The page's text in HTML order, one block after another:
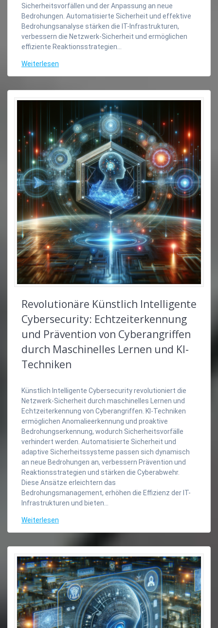
Sicherheitsvorfällen und der Anpassung an neue
Bedrohungen. Automatisierte Sicherheit und effektive
Bedrohungsanalyse stärken die IT-Infrastrukturen,
verbessern die Netzwerk-Sicherheit und ermöglichen
effiziente Reaktionsstrategien…
Weiterlesen
Revolutionäre Künstlich Intelligente
Cybersecurity: Echtzeiterkennung
und Prävention von Cyberangriffen
durch Maschinelles Lernen und KI-
Techniken
Künstlich Intelligente Cybersecurity revolutioniert die
Netzwerk-Sicherheit durch maschinelles Lernen und
Echtzeiterkennung von Cyberangriffen. KI-Techniken
ermöglichen Anomalieerkennung und proaktive
Bedrohungserkennung, wodurch Sicherheitsvorfälle
verhindert werden. Automatisierte Sicherheit und
adaptive Sicherheitssysteme passen sich dynamisch
an neue Bedrohungen an, verbessern Prävention und
Reaktionsstrategien und stärken die Cyberabwehr.
Diese Ansätze erleichtern das
Bedrohungsmanagement, erhöhen die Effizienz der IT-
Infrastrukturen und bieten…
Weiterlesen